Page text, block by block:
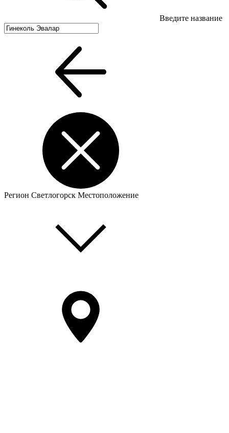
Введите название
Регион Светлогорск Местоположение